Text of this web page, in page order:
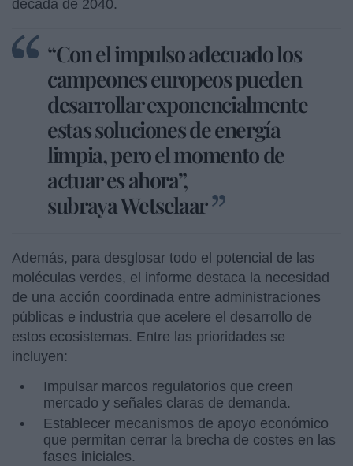
década de 2040.
“Con el impulso adecuado los
campeones europeos pueden
desarrollar exponencialmente
estas soluciones de energía
limpia, pero el momento de
actuar es ahora”,
subraya Wetselaar
Además, para desglosar todo el potencial de las
moléculas verdes, el informe destaca la necesidad
de una acción coordinada entre administraciones
públicas e industria que acelere el desarrollo de
estos ecosistemas. Entre las prioridades se
incluyen:
Impulsar marcos regulatorios que creen
mercado y señales claras de demanda.
Establecer mecanismos de apoyo económico
que permitan cerrar la brecha de costes en las
fases iniciales.